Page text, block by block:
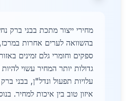
מחירי ייצור מתכת בבני ברק
בהשוואה לערים אחרות
ספקים וחומרי גלם זמינים
גדולות יותר המחיר עשוי
עלויות תפעול ונדל"ן, בבני
איזון טוב בין איכות למחיר.